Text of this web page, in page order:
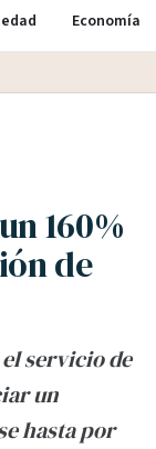
Economía
160%
de
servicio de
un
hasta por